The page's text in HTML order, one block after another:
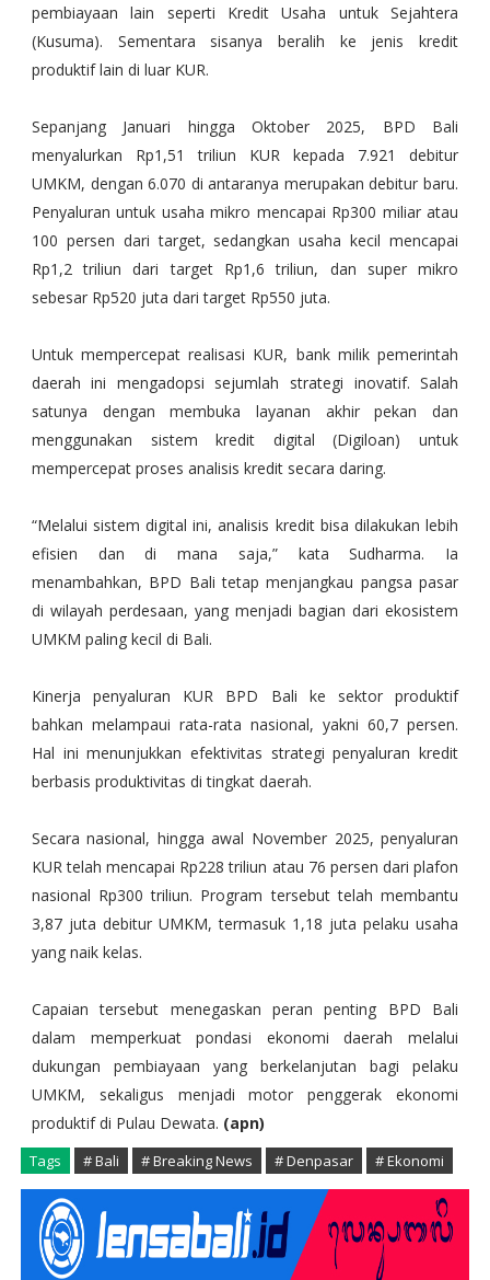
pembiayaan lain seperti Kredit Usaha untuk Sejahtera
(Kusuma). Sementara sisanya beralih ke jenis kredit
produktif lain di luar KUR.
Sepanjang Januari hingga Oktober 2025, BPD Bali
menyalurkan Rp1,51 triliun KUR kepada 7.921 debitur
UMKM, dengan 6.070 di antaranya merupakan debitur baru.
Penyaluran untuk usaha mikro mencapai Rp300 miliar atau
100 persen dari target, sedangkan usaha kecil mencapai
Rp1,2 triliun dari target Rp1,6 triliun, dan super mikro
sebesar Rp520 juta dari target Rp550 juta.
Untuk mempercepat realisasi KUR, bank milik pemerintah
daerah ini mengadopsi sejumlah strategi inovatif. Salah
satunya dengan membuka layanan akhir pekan dan
menggunakan sistem kredit digital (Digiloan) untuk
mempercepat proses analisis kredit secara daring.
“Melalui sistem digital ini, analisis kredit bisa dilakukan lebih
efisien dan di mana saja,” kata Sudharma. Ia
menambahkan, BPD Bali tetap menjangkau pangsa pasar
di wilayah perdesaan, yang menjadi bagian dari ekosistem
UMKM paling kecil di Bali.
Kinerja penyaluran KUR BPD Bali ke sektor produktif
bahkan melampaui rata-rata nasional, yakni 60,7 persen.
Hal ini menunjukkan efektivitas strategi penyaluran kredit
berbasis produktivitas di tingkat daerah.
Secara nasional, hingga awal November 2025, penyaluran
KUR telah mencapai Rp228 triliun atau 76 persen dari plafon
nasional Rp300 triliun. Program tersebut telah membantu
3,87 juta debitur UMKM, termasuk 1,18 juta pelaku usaha
yang naik kelas.
Capaian tersebut menegaskan peran penting BPD Bali
dalam memperkuat pondasi ekonomi daerah melalui
dukungan pembiayaan yang berkelanjutan bagi pelaku
UMKM, sekaligus menjadi motor penggerak ekonomi
produktif di Pulau Dewata. (apn)
Tags # Bali # Breaking News # Denpasar # Ekonomi